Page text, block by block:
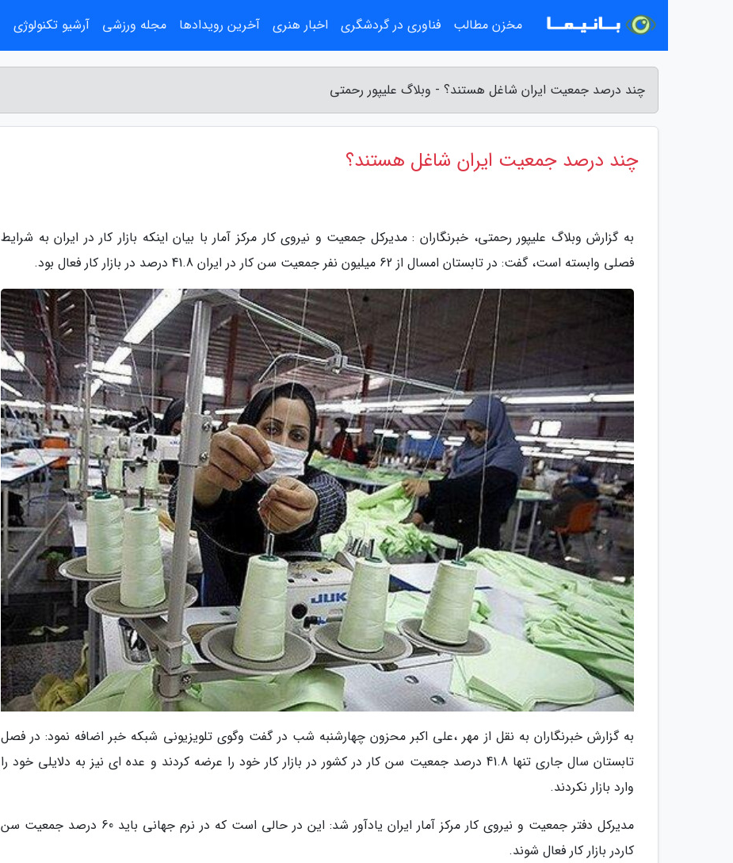
چند درصد جمعیت ایران شاغل هستند؟ - وبلاگ علیپور رحمتی
چند درصد جمعیت ایران شاغل هستند؟
به گزارش وبلاگ علیپور رحمتی، خبرنگاران : مدیرکل جمعیت و نیروی کار مرکز آمار با بیان اینکه بازار کار در ایران به شرایط
فصلی وابسته است، گفت: در تابستان امسال از 62 میلیون نفر جمعیت سن کار در ایران 41.8 درصد در بازار کار فعال بود.
به گزارش خبرنگاران به نقل از مهر ،علی اکبر محزون چهارشنبه شب در گفت وگوی تلویزیونی شبکه خبر اضافه نمود: در فصل
تابستان سال جاری تنها 41.8 درصد جمعیت سن کار در کشور در بازار کار خود را عرضه کردند و عده ای نیز به دلایلی خود را
وارد بازار نکردند.
مدیرکل دفتر جمعیت و نیروی کار مرکز آمار ایران یادآور شد: این در حالی است که در نرم جهانی باید 60 درصد جمعیت سن
کاردر بازار کار فعال شوند.
مخزن مطالب فناوری در گردشگری اخبار هنری آخرین رویدادها مجله ورزشی آرشیو تکنولوژی